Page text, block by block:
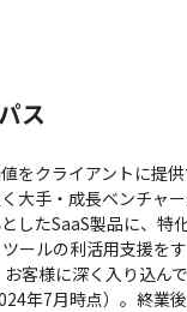
ス
クライアントに提
手・成長ベンチャ
たSaaS製品に、特
ルの利活用支援を
客様に深く入り込ん
年7月時点）。終業